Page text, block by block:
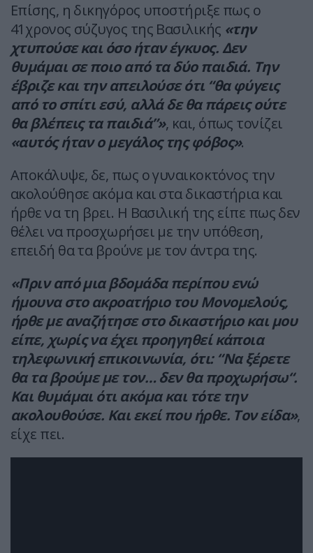
Επίσης, η δικηγόρος υποστήριξε πως ο
41χρονος σύζυγος της Βασιλικής «την
χτυπούσε και όσο ήταν έγκυος. Δεν
θυμάμαι σε ποιο από τα δύο παιδιά. Την
έβριζε και την απειλούσε ότι “θα φύγεις
από το σπίτι εσύ, αλλά δε θα πάρεις ούτε
θα βλέπεις τα παιδιά”», και, όπως τονίζει
«αυτός ήταν ο μεγάλος της φόβος».
Αποκάλυψε, δε, πως ο γυναικοκτόνος την
ακολούθησε ακόμα και στα δικαστήρια και
ήρθε να τη βρει. Η Βασιλική της είπε πως δεν
θέλει να προσχωρήσει με την υπόθεση,
επειδή θα τα βρούνε με τον άντρα της.
«Πριν από μια βδομάδα περίπου ενώ
ήμουνα στο ακροατήριο του Μονομελούς,
ήρθε με αναζήτησε στο δικαστήριο και μου
είπε, χωρίς να έχει προηγηθεί κάποια
τηλεφωνική επικοινωνία, ότι: “Να ξέρετε
θα τα βρούμε με τον… δεν θα προχωρήσω“.
Και θυμάμαι ότι ακόμα και τότε την
ακολουθούσε. Και εκεί που ήρθε. Τον είδα»,
είχε πει.